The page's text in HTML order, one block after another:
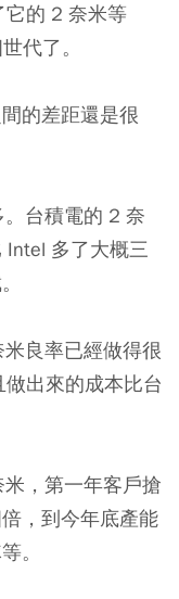
它的 2 奈米等
代了。
的差距還是很
台積電的 2 奈
Intel 多了大概三
良率已經做得很
出來的成本比台
，第一年客戶搶
，到今年底產能
。